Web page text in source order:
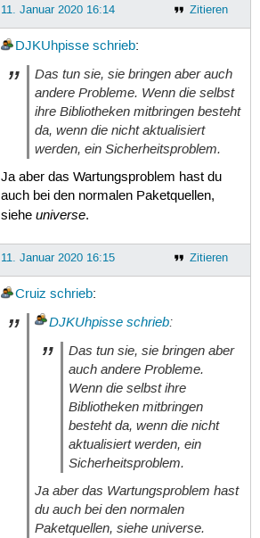
Zitieren
11. Januar 2020 16:14
DJKUhpisse schrieb:
Das tun sie, sie bringen aber auch
andere Probleme. Wenn die selbst
ihre Bibliotheken mitbringen besteht
da, wenn die nicht aktualisiert
werden, ein Sicherheitsproblem.
Ja aber das Wartungsproblem hast du
auch bei den normalen Paketquellen,
siehe universe.
Zitieren
11. Januar 2020 16:15
Cruiz schrieb:
DJKUhpisse schrieb:
Das tun sie, sie bringen aber
auch andere Probleme.
Wenn die selbst ihre
Bibliotheken mitbringen
besteht da, wenn die nicht
aktualisiert werden, ein
Sicherheitsproblem.
Ja aber das Wartungsproblem hast
du auch bei den normalen
Paketquellen, siehe universe.